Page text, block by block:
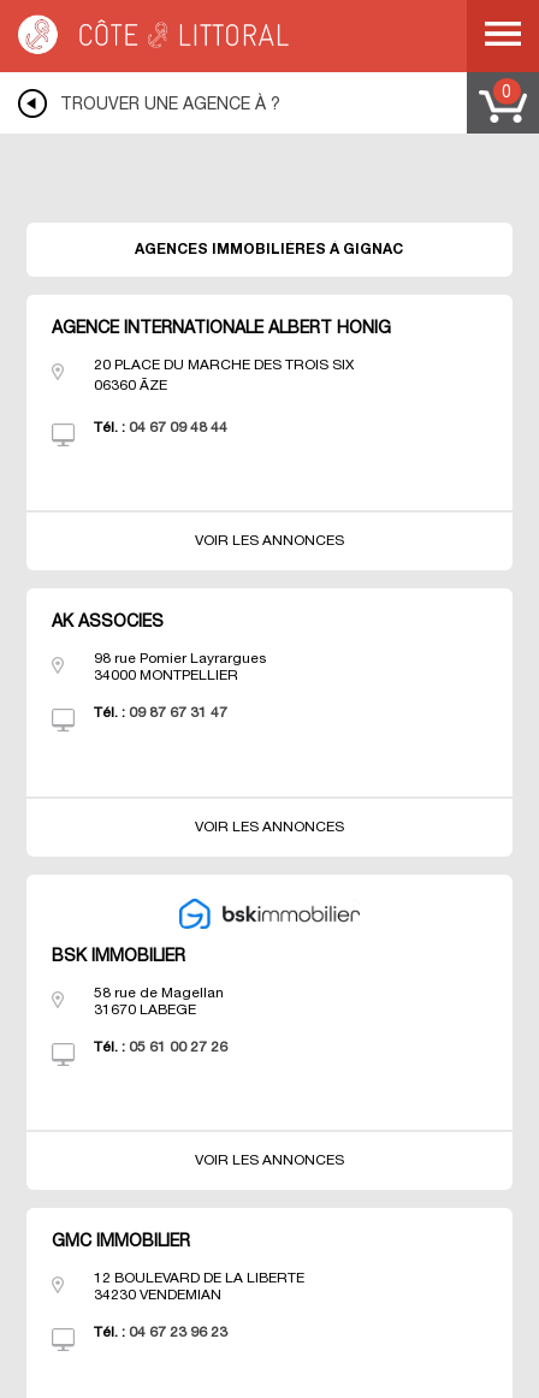
Warning : Undefined variable $idUser in
/var/www/mobile.cotelittoral.fr/annuaire.php
Côte & Littoral>Les agences du littoral>Agences immobili&eagrave;res
MEDITERRANEE
Agences immobili&eagrave;res LANGUEDOC ROUSSILLON>
Agences immobili&eagrave;res HERAULT
Agences immobili&eagrave;res
GIGNAC
TROUVER UNE AGENCE À ?
0
AGENCES IMMOBILIÈRES À GIGNAC
AGENCE INTERNATIONALE ALBERT HONIG
20 PLACE DU MARCHE DES TROIS SIX
06360 ÃZE
Tél. : 04 67 09 48 44
VOIR LES ANNONCES
AK ASSOCIES
98 rue Pomier Layrargues
34000 MONTPELLIER
Tél. : 09 87 67 31 47
VOIR LES ANNONCES
BSK IMMOBILIER
58 rue de Magellan
31670
LABEGE
Tél. : 05 61 00 27 26
VOIR LES ANNONCES
GMC IMMOBILIER
12 BOULEVARD DE LA LIBERTE
34230 VENDEMIAN
Tél. : 04 67 23 96 23